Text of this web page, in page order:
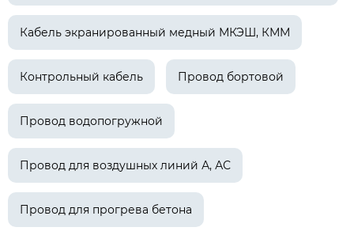
Кабель экранированный медный МКЭШ, КММ
Контрольный кабель Провод бортовой
Провод водопогружной
Провод для воздушных линий А, АС
Провод для прогрева бетона